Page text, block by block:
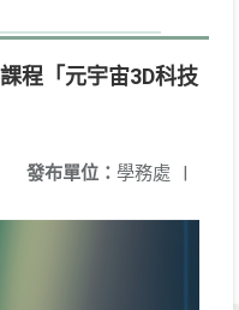
程「元宇宙3D科技
發布單位： 學務處 |